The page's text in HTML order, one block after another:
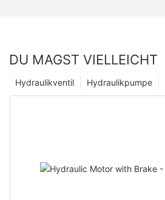
DU MAGST VIELLEICHT
Hydraulikpumpe
Hydraulikventil